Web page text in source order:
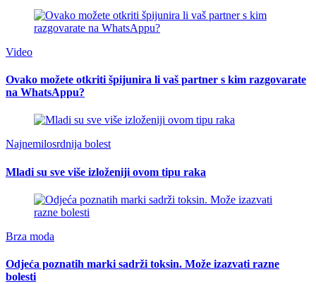
Video
Ovako možete otkriti špijunira li vaš partner s kim razgovarate
na WhatsAppu?
Najnemilosrdnija bolest
Mladi su sve više izloženiji ovom tipu raka
Brza moda
Odjeća poznatih marki sadrži toksin. Može izazvati razne
bolesti